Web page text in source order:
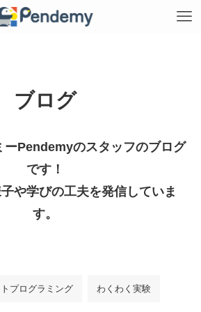
ブログ
ーPendemyのスタッフのブログ
です！
や学びの工夫を発信していま
す。
プログラミング わくわく実験